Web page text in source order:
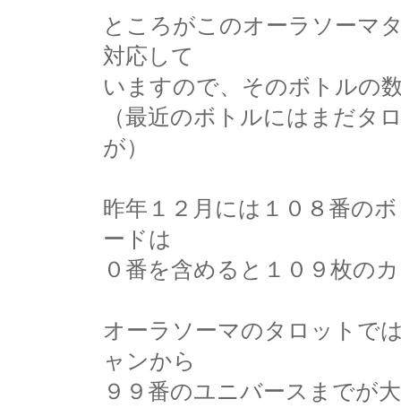
ところがこのオーラソーマ
対応して
いますので、そのボトルの
（最近のボトルにはまだタ
が）
昨年１２月には１０８番の
ードは
０番を含めると１０９枚の
オーラソーマのタロットで
ャンから
９９番のユニバースまでが